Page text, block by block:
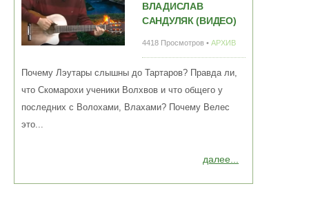
ВЛАДИСЛАВ
САНДУЛЯК (ВИДЕО)
4418 Просмотров • АРХИВ
далее...
Почему Лэутары слышны до Тартаров? Правда ли,
что Скомарохи ученики Волхвов и что общего у
последних с Волохами, Влахами? Почему Велес
это...